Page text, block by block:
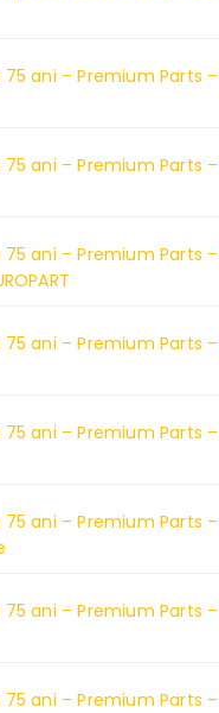
ani – Premium Parts
ani – Premium Parts
ani – Premium Parts –
ani – Premium Parts
ani – Premium Parts
ani – Premium Parts
ani – Premium Parts
ani – Premium Parts